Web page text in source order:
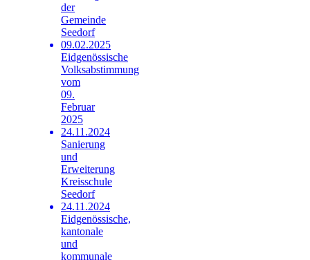
der
Gemeinde
Seedorf
09.02.2025
Eidgenössische
Volksabstimmung
vom
09.
Februar
2025
24.11.2024
Sanierung
und
Erweiterung
Kreisschule
Seedorf
24.11.2024
Eidgenössische,
kantonale
und
kommunale